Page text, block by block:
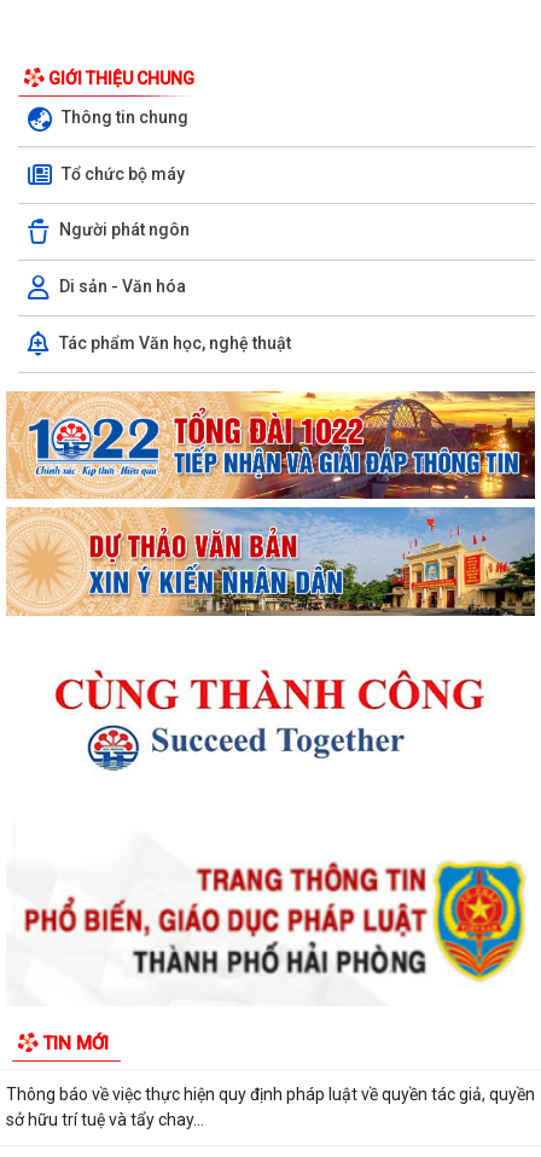
GIỚI THIỆU CHUNG
Thông tin chung
Tổ chức bộ máy
Người phát ngôn
Di sản - Văn hóa
Tác phẩm Văn học, nghệ thuật
TIN MỚI
Thông báo kết quả Kỳ họp thứ 4 (Kỳ họp thường lệ giữa năm 2026)
HĐND phường khoá II, nhiệm kỳ 2026...
Thông báo về việc cảnh giác với các hành vi giả mạo cơ quan nhà nước
để lừa đảo chiếm đoạt tài sản...
Thông báo lịch công tác tuần 30 của lãnh đạo UBND Phường Lê Ích
Mộc (Từ 20/7 - 26/7/2026)
tượng bảo trợ xã hội trên địa...
Thông báo về việc thực hiện quy định pháp luật về quyền tác giả, quyền
sở hữu trí tuệ và tẩy chay...